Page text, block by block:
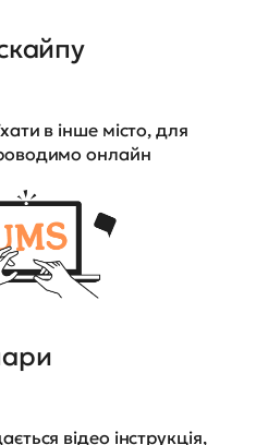
в інше місто, для
онлайн
відео інструкція,